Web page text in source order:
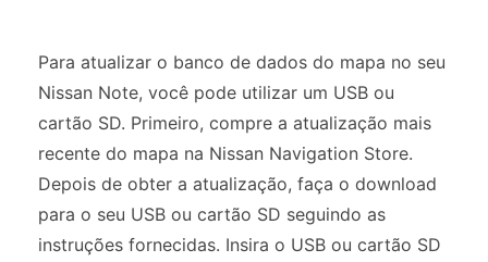
Para atualizar o banco de dados do mapa no seu
Nissan Note, você pode utilizar um USB ou
cartão SD. Primeiro, compre a atualização mais
recente do mapa na Nissan Navigation Store.
Depois de obter a atualização, faça o download
para o seu USB ou cartão SD seguindo as
instruções fornecidas. Insira o USB ou cartão SD